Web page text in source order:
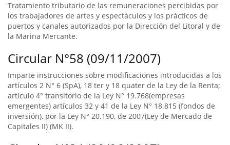
Tratamiento tributario de las remuneraciones percibidas por
los trabajadores de artes y espectáculos y los prácticos de
puertos y canales autorizados por la Dirección del Litoral y de
la Marina Mercante.
Circular N°58 (09/11/2007)
Imparte instrucciones sobre modificaciones introducidas a los
artículos 2 N° 6 (SpA), 18 ter y 18 quater de la Ley de la Renta;
artículo 4° transitorio de la Ley N° 19.768(empresas
emergentes) artículos 32 y 41 de la Ley N° 18.815 (fondos de
inversión), por la Ley N° 20.190, de 2007(Ley de Mercado de
Capitales II) (MK II).